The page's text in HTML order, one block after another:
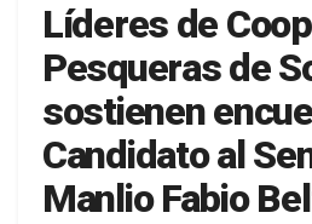
Líderes de
Pesqueras de
sostienen
Candidato al
Manlio Fabio